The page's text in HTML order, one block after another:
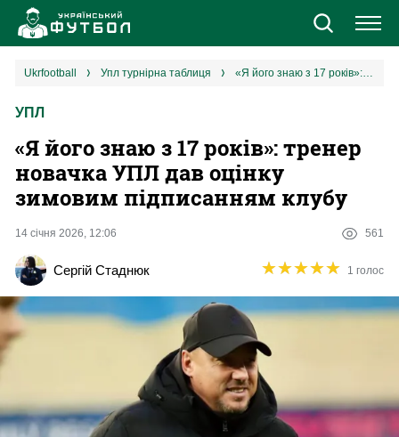
Новини
Єврокубки
УПЛ
2 ліга
Різне
Букмекери
ukrfootball упл турнірна таблиця «Я його знаю з 17 років»: тренер новачка УПЛ дав оцінку зимовим підписанням клубу
УПЛ
«Я його знаю з 17 років»: тренер
новачка УПЛ дав оцінку
зимовим підписанням клубу
14 січня 2026, 12:06 561
Сергій Стаднюк ★★★★★
★★★★★ 1 голос